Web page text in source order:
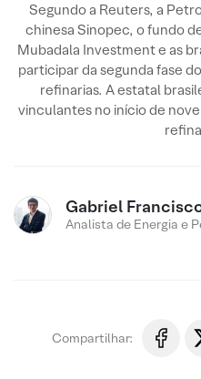
Segundo a Reuters, a
chinesa Sinopec, o fundo
Mubadala Investment e as
participar da segunda fase
refinarias. A estatal
vinculantes no início de
Gabriel
Analista de Energia e
Compartilhar: